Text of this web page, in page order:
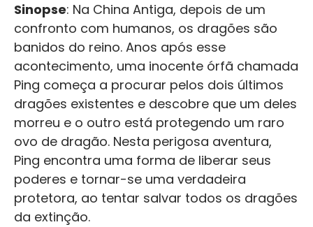
Sinopse: Na China Antiga, depois de um
confronto com humanos, os dragões são
banidos do reino. Anos após esse
acontecimento, uma inocente órfã chamada
Ping começa a procurar pelos dois últimos
dragões existentes e descobre que um deles
morreu e o outro está protegendo um raro
ovo de dragão. Nesta perigosa aventura,
Ping encontra uma forma de liberar seus
poderes e tornar-se uma verdadeira
protetora, ao tentar salvar todos os dragões
da extinção.